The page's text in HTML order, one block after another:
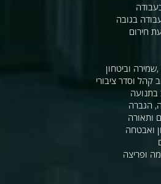
בגובה
חירום
וביטחון
קהל וסדר ציבורי
בתנועה
הגברה
ותאורה
ואבטחה
ופריצה